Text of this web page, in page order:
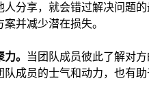
分享，就会错过解决问题
并减少潜在损失。
。 当团队成员彼此了解对
成员的士气和动力，也有